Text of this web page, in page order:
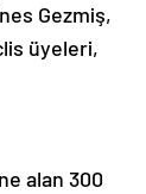
Gezmiş,
üyeleri,
alan 300